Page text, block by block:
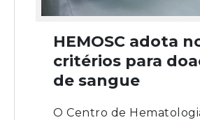
HEMOSC adota
critérios para
de sangue
O Centro de